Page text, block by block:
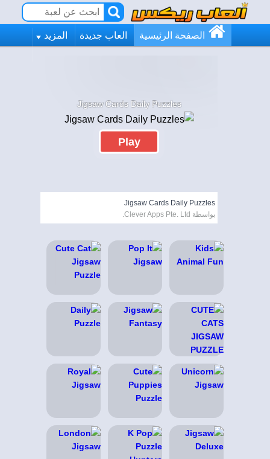
الصفحة الرئيسية العاب جديدة المزيد
Jigsaw Cards Daily Puzzles
Play
Jigsaw Cards Daily Puzzles
بواسطة Clever Apps Pte. Ltd.